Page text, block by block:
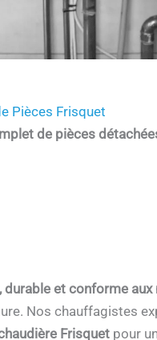
Pièces Frisquet
de pièces
durable et conforme
Nos chauffagistes
Frisquet pour